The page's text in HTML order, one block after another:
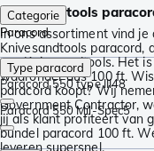
Knivesandtools
In ons assortiment vind
Knivesandtools
van Knivesandtools. Het
waaronder dus 100 ft.
paracord koopt? Wij
Government Contractor,
jij als klant profiteert van
bundel paracord 100 ft.
leveren supersnel.
Categorie
Paracord
Type paracord
Paracord 550 type III48
Paracord 550 Mil-Spec5